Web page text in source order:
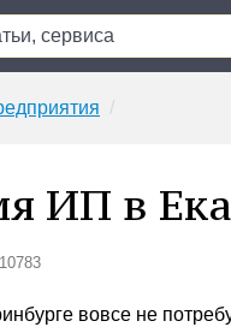
ИП в
10783
вовсе не